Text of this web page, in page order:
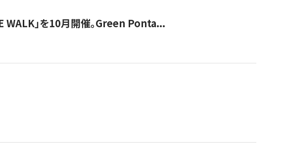
WALK」を10月開催。Green Ponta...